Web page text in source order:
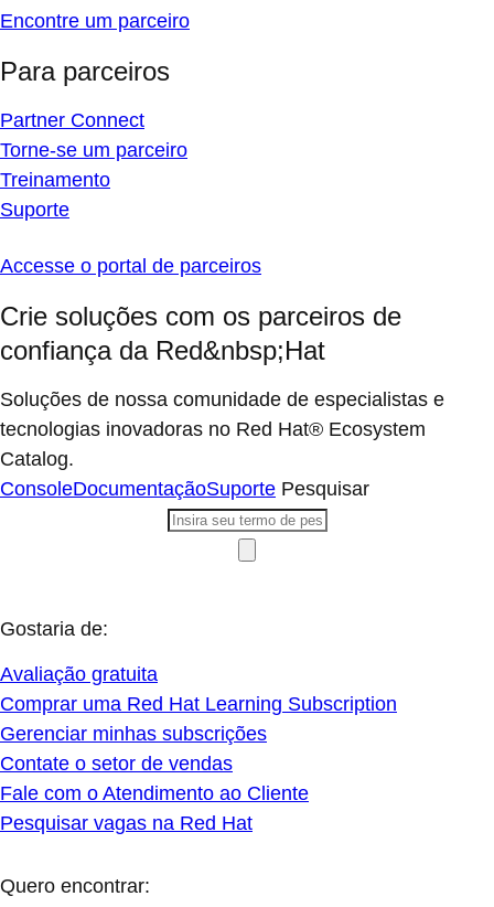
Encontre um parceiro
Para parceiros
Partner Connect
Torne-se um parceiro
Treinamento
Suporte
Accesse o portal de parceiros
Crie soluções com os parceiros de
confiança da Red&nbsp;Hat
Soluções de nossa comunidade de especialistas e
tecnologias inovadoras no Red Hat® Ecosystem
Catalog.
ConsoleDocumentaçãoSuporte Pesquisar
Gostaria de:
Avaliação gratuita
Comprar uma Red Hat Learning Subscription
Gerenciar minhas subscrições
Contate o setor de vendas
Fale com o Atendimento ao Cliente
Pesquisar vagas na Red Hat
Quero encontrar: